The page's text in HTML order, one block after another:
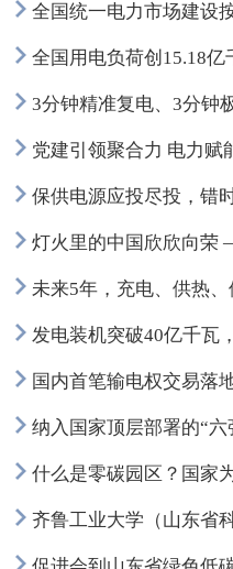
全国统一电力市场建设
全国用电负荷创15.18亿千瓦历史新高 经济社会发展和
3分钟精准复电、3分钟极速加油！能源
党建引领聚合力 电力赋
保供电源应投尽投，错时错峰交易互济
灯火里的中国欣欣向荣 ——从《中国供电发展报
未来5年，充电、供热
发电装机突破40亿千瓦，能源强
国内首笔输电权交易落地
纳入国家顶层部署的“六
什么是零碳园区？国家
齐鲁工业大学（山东省